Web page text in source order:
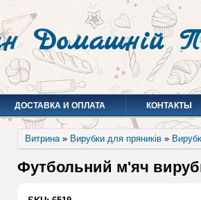
Домашній
ДОСТАВКА И ОПЛАТА КОНТАКТЫ
Витрина» Вирубки для пряників »
Футбольний м'яч